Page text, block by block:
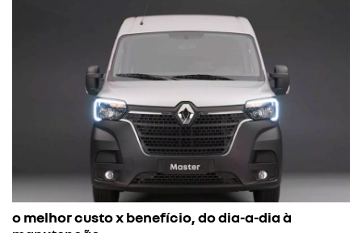
o melhor custo x benefício, do dia-a-dia à